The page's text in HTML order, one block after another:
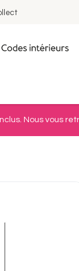
Nous vous